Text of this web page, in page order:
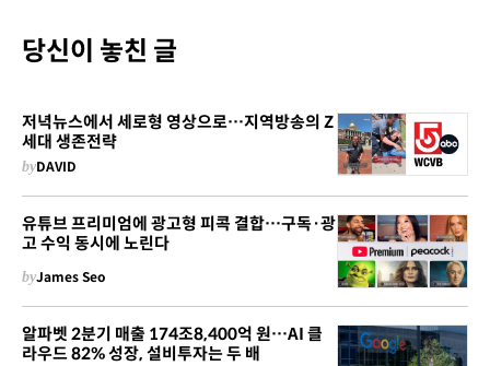
당신이 놓친 글
저녁뉴스에서 세로형 영상으로…지역방송의 Z
세대 생존전략
byDAVID
유튜브 프리미엄에 광고형 피콕 결합…구독·광
고 수익 동시에 노린다
byJames Seo
알파벳 2분기 매출 174조8,400억 원…AI 클
라우드 82% 성장, 설비투자는 두 배